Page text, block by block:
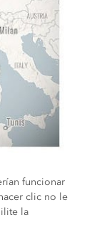
funcionar
clic no le
la